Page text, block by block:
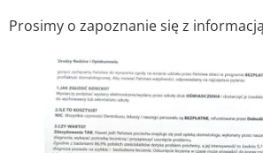
Prosimy o zapoznanie się z